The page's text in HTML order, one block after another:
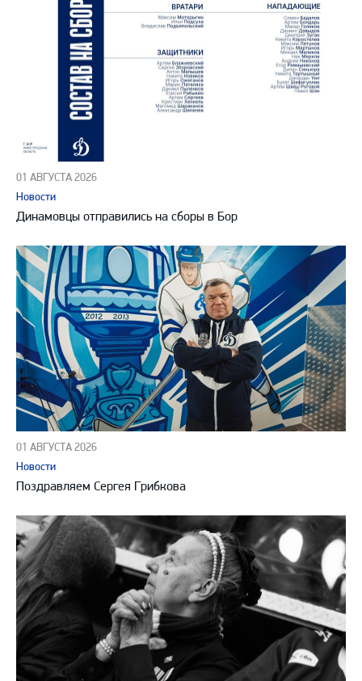
01 АВГУСТА 2026
Новости
Динамовцы отправились на сборы в Бор
01 АВГУСТА 2026
Новости
Поздравляем Сергея Грибкова